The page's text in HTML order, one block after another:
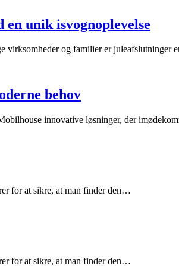
unik isvognoplevelse
virksomheder og familier er
behov
innovative løsninger, der
for at sikre, at man finder den…
for at sikre, at man finder den…